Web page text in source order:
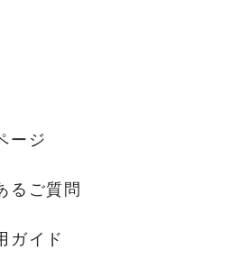
ージ
るご質問
ガイド
のハンカチの特集を掲載いただきました。
で、itsumoのハン
載いただきまし